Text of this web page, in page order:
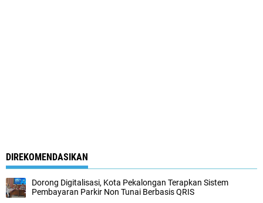
DIREKOMENDASIKAN
Dorong Digitalisasi, Kota Pekalongan Terapkan Sistem
Pembayaran Parkir Non Tunai Berbasis QRIS